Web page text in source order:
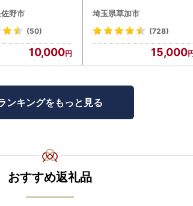
野市
(50)
10,000
埼玉県草加市
(728)
15,000
ンキングをもっと見る
おすすめ返礼品